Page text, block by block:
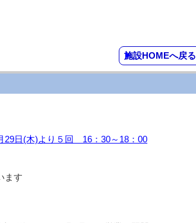
施設HOMEへ戻る
日(木)より５回 16：30～18：00
ます